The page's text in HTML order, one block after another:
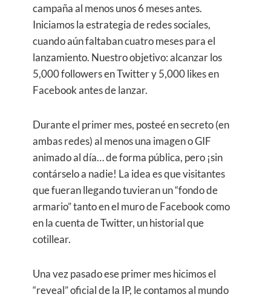
campaña al menos unos 6 meses antes.
Iniciamos la estrategia de redes sociales,
cuando aún faltaban cuatro meses para el
lanzamiento. Nuestro objetivo: alcanzar los
5,000 followers en Twitter y 5,000 likes en
Facebook antes de lanzar.
Durante el primer mes, posteé en secreto (en
ambas redes) al menos una imagen o GIF
animado al día… de forma pública, pero ¡sin
contárselo a nadie! La idea es que visitantes
que fueran llegando tuvieran un “fondo de
armario” tanto en el muro de Facebook como
en la cuenta de Twitter, un historial que
cotillear.
Una vez pasado ese primer mes hicimos el
“reveal” oficial de la IP, le contamos al mundo